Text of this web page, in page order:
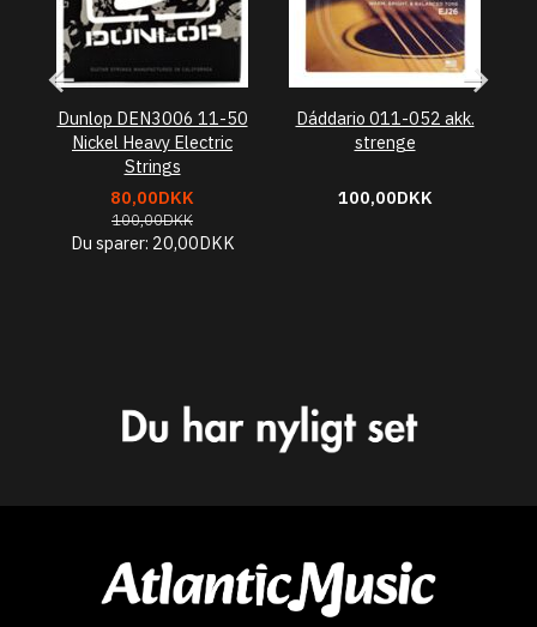
Dunlop DEN3006 11-50
Nickel Heavy Electric
Strings
80,00DKK
100,00DKK
Du sparer: 20,00DKK
Dáddario 011-052 akk.
strenge
100,00DKK